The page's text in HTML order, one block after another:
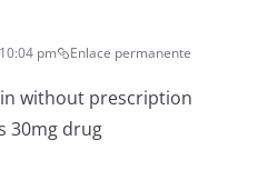
pm Enlace permanente
without prescription
30mg drug